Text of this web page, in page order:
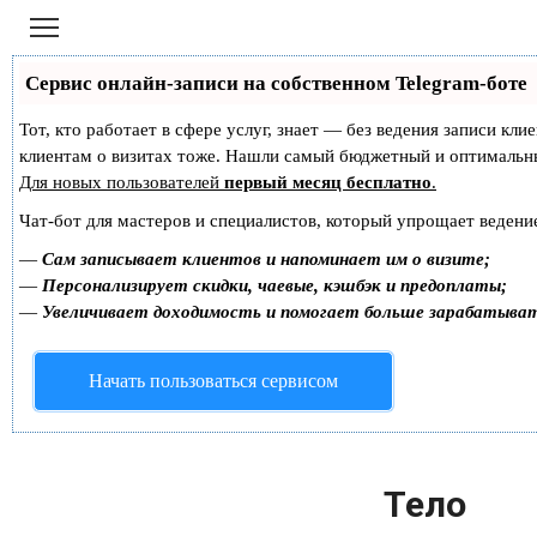
Перейти
контенту
Сервис онлайн-записи на собственном Telegram-боте
Тот, кто работает в сфере услуг, знает — без ведения записи
клиентам о визитах тоже. Нашли самый бюджетный и
Для новых пользователей первый месяц бесплатно.
Чат-бот для мастеров и специалистов, который упрощает
— Сам записывает клиентов и напоминает им о визите;
— Персонализирует скидки, чаевые, кэшбэк и предоплаты;
— Увеличивает доходимость и помогает больше
Начать пользоваться сервисом
Тело